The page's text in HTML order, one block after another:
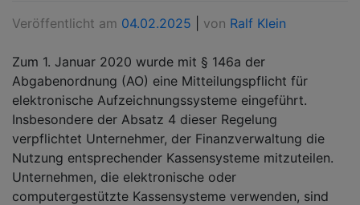
Veröffentlicht am 04.02.2025 von Ralf Klein
Zum 1. Januar 2020 wurde mit § 146a der
Abgabenordnung (AO) eine Mitteilungspflicht für
elektronische Aufzeichnungssysteme eingeführt.
Insbesondere der Absatz 4 dieser Regelung
verpflichtet Unternehmer, der Finanzverwaltung die
Nutzung entsprechender Kassensysteme mitzuteilen.
Unternehmen, die elektronische oder
computergestützte Kassensysteme verwenden, sind